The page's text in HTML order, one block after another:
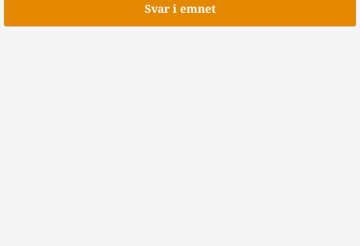
Svar i emnet